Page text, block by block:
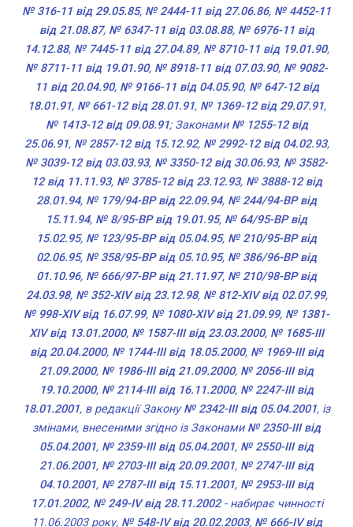
№ 316-11 від 29.05.85, № 2444-11 від 27.06.86, № 4452-11
від 21.08.87, № 6347-11 від 03.08.88, № 6976-11 від
14.12.88, № 7445-11 від 27.04.89, № 8710-11 від 19.01.90,
№ 8711-11 від 19.01.90, № 8918-11 від 07.03.90, № 9082-
11 від 20.04.90, № 9166-11 від 04.05.90, № 647-12 від
18.01.91, № 661-12 від 28.01.91, № 1369-12 від 29.07.91,
№ 1413-12 від 09.08.91; Законами № 1255-12 від
25.06.91, № 2857-12 від 15.12.92, № 2992-12 від 04.02.93,
№ 3039-12 від 03.03.93, № 3350-12 від 30.06.93, № 3582-
12 від 11.11.93, № 3785-12 від 23.12.93, № 3888-12 від
28.01.94, № 179/94-ВР від 22.09.94, № 244/94-ВР від
15.11.94, № 8/95-ВР від 19.01.95, № 64/95-ВР від
15.02.95, № 123/95-ВР від 05.04.95, № 210/95-ВР від
02.06.95, № 358/95-ВР від 05.10.95, № 386/96-ВР від
01.10.96, № 666/97-ВР від 21.11.97, № 210/98-ВР від
24.03.98, № 352-XIV від 23.12.98, № 812-XIV від 02.07.99,
№ 998-XIV від 16.07.99, № 1080-XIV від 21.09.99, № 1381-
XIV від 13.01.2000, № 1587-III від 23.03.2000, № 1685-III
від 20.04.2000, № 1744-III від 18.05.2000, № 1969-III від
21.09.2000, № 1986-III від 21.09.2000, № 2056-III від
19.10.2000, № 2114-III від 16.11.2000, № 2247-III від
18.01.2001, в редакції Закону№ 2342-III від 05.04.2001, із
змінами, внесеними згідно із Законами № 2350-III від
05.04.2001, № 2359-III від 05.04.2001, № 2550-III від
21.06.2001, № 2703-III від 20.09.2001, № 2747-III від
04.10.2001, № 2787-III від 15.11.2001, № 2953-III від
17.01.2002, № 249-IV від 28.11.2002- набирає чинності
11.06.2003 року, № 548-IV від 20.02.2003, № 666-IV від